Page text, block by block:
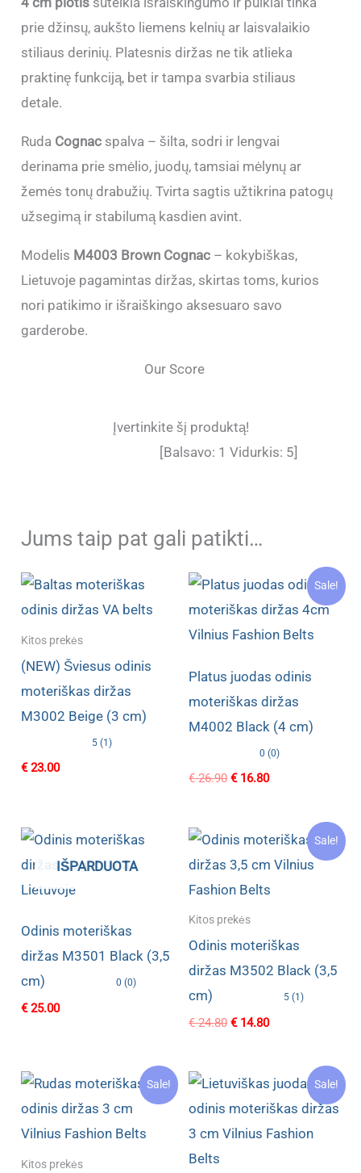
prie džinsų, aukšto liemens kelnių ar laisvalaikio
stiliaus derinių. Platesnis diržas ne tik atlieka
praktinę funkciją, bet ir tampa svarbia stiliaus
detale.
Ruda Cognac spalva – šilta, sodri ir lengvai
derinama prie smėlio, juodų, tamsiai mėlynų ar
žemės tonų drabužių. Tvirta sagtis užtikrina patogų
užsegimą ir stabilumą kasdien avint.
Modelis M4003 Brown Cognac – kokybiškas,
Lietuvoje pagamintas diržas, skirtas toms, kurios
nori patikimo ir išraiškingo aksesuaro savo
garderobe.
Our Score
Įvertinkite šį produktą!
[Balsavo: 1 Vidurkis: 5]
Jums taip pat gali patikti…
Kitos prekės
(NEW) Šviesus odinis
moteriškas diržas
M3002 Beige (3 cm)
5 (1)
€23.00
Sale!
Platus juodas odinis
moteriškas diržas
M4002 Black (4 cm)
0 (0)
€26.90 Original
€16.80Current
IŠPARDUOTA
Odinis moteriškas
diržas M3501 Black (3,5
cm)
0 (0)
€25.00
Sale!
Kitos prekės
Odinis moteriškas
diržas M3502 Black (3,5
cm)
5 (1)
€24.80 Original
€14.80Current
Sale!
Kitos prekės
Sale!